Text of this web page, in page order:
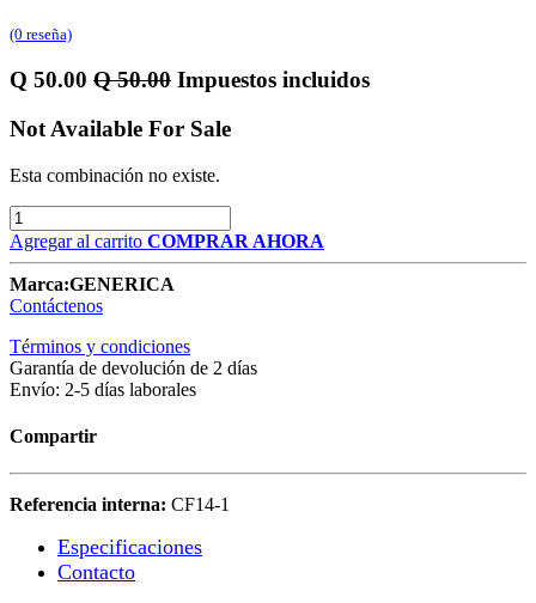
(0 reseña)
Q 50.00 Q50.00 Impuestos incluidos
Not Available For Sale
Esta combinación no existe.
Agregar al carrito COMPRAR AHORA
Marca:GENERICA
Contáctenos
Términos y condiciones
Garantía de devolución de 2 días
Envío: 2-5 días laborales
Compartir
Referencia interna: CF14-1
Especificaciones
Contacto